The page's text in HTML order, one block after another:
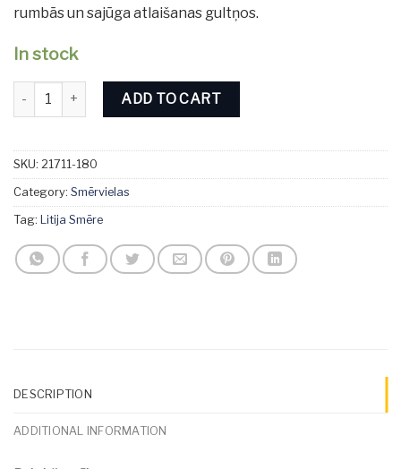
rumbās un sajūga atlaišanas gultņos.
In stock
Divinol Lithogrease 2B 180KG quantity
ADD TO CART
SKU: 21711-180
Category: Smērvielas
Tag: Litija Smēre
DESCRIPTION
ADDITIONAL INFORMATION